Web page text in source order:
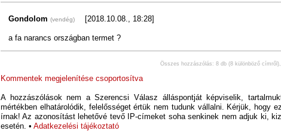
Gondolom (vendég) [2018.10.08., 18:28]
a fa narancs országban termet ?
Összes hozzászólás: 8 db (8 különböző
Kommentek megjelenítése csoportosítva
A hozzászólások nem a Szerencsi Válasz álláspontját képviselik,
mértékben elhatárolódik, felelősséget értük nem tudunk vállalni. Kérjük, hogy
írnak! Az azonosítást lehetővé tevő IP-címeket soha senkinek nem adjuk ki,
esetén. • Adatkezelési tájékoztató